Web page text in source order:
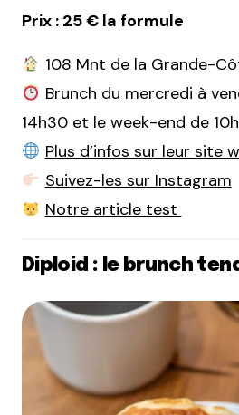
Prix : 25 € la formule
108 Mnt de la Grande-
Brunch du mercredi à
14h30 et le week-end de
Plus d’infos sur leur site
Suivez-les sur Instagram
Notre article test
Diploid : le brunch